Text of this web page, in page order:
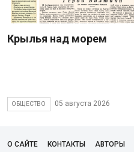
Крылья над морем
ОБЩЕСТВО 05 августа 2026
О САЙТЕ КОНТАКТЫ АВТОРЫ